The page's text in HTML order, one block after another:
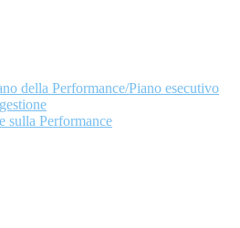
della Performance/Piano esecutivo
sulla Performance